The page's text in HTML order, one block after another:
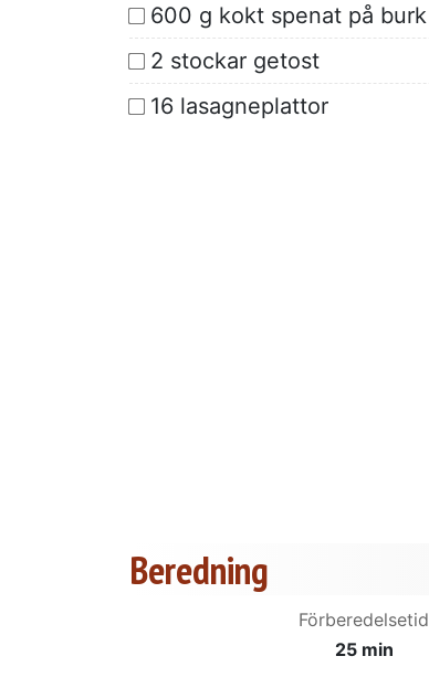
600 g kokt spenat på burk
2 stockar getost
16 lasagneplattor
Beredning
Förberedelsetid
25 min